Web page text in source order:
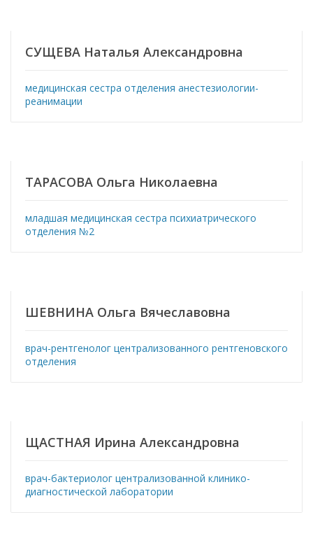
СУЩЕВА Наталья Александровна
медицинская сестра отделения анестезиологии-
реанимации
ТАРАСОВА Ольга Николаевна
младшая медицинская сестра психиатрического
отделения №2
ШЕВНИНА Ольга Вячеславовна
врач-рентгенолог централизованного рентгеновского
отделения
ЩАСТНАЯ Ирина Александровна
врач-бактериолог централизованной клинико-
диагностической лаборатории